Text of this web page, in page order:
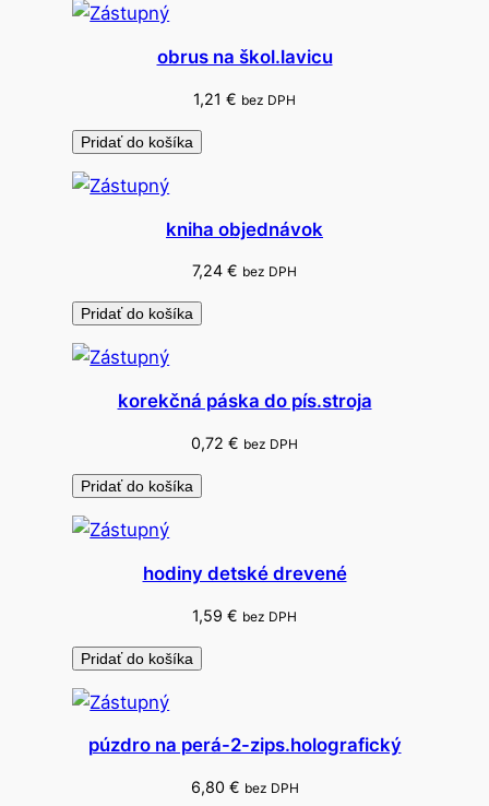
p
e
r
o
a
r
e
n
obrus na škol.lavicu
1,21 € bez DPH
Pridať do košíka
kniha objednávok
7,24 € bez DPH
Pridať do košíka
korekčná páska do pís.stroja
0,72 € bez DPH
Pridať do košíka
hodiny detské drevené
1,59 € bez DPH
Pridať do košíka
púzdro na perá-2-zips.holografický
6,80 € bez DPH